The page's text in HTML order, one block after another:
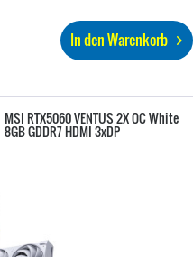
In den Warenkorb
MSI RTX5060 VENTUS 2X OC White
8GB GDDR7 HDMI 3xDP